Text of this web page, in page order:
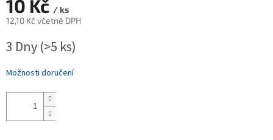
10 Kč / ks
12,10 Kč včetně DPH
cena:
3 Dny(>5 ks)
Možnosti doručení